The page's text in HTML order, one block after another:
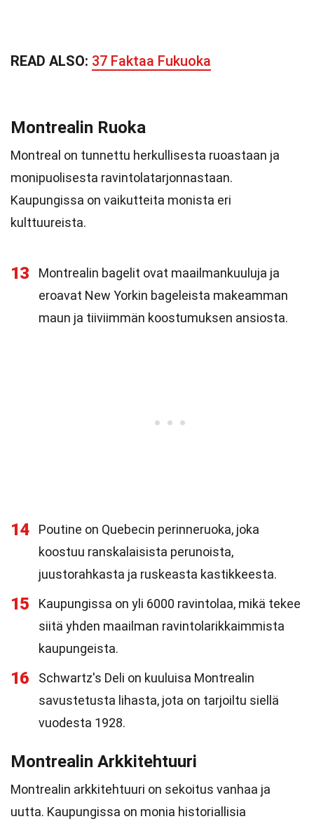
READ ALSO: 37 Faktaa Fukuoka
Montrealin Ruoka
Montreal on tunnettu herkullisesta ruoastaan ja
monipuolisesta ravintolatarjonnastaan.
Kaupungissa on vaikutteita monista eri
kulttuureista.
13
Montrealin bagelit ovat maailmankuuluja ja
eroavat New Yorkin bageleista makeamman
maun ja tiiviimmän koostumuksen ansiosta.
14
Poutine on Quebecin perinneruoka, joka
koostuu ranskalaisista perunoista,
juustorahkasta ja ruskeasta kastikkeesta.
15
Kaupungissa on yli 6000 ravintolaa, mikä tekee
siitä yhden maailman ravintolarikkaimmista
kaupungeista.
16
Schwartz's Deli on kuuluisa Montrealin
savustetusta lihasta, jota on tarjoiltu siellä
vuodesta 1928.
Montrealin Arkkitehtuuri
Montrealin arkkitehtuuri on sekoitus vanhaa ja
uutta. Kaupungissa on monia historiallisia